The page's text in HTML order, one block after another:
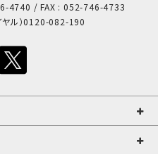
4740 / FAX : 052-746-4733
ヤル）0120-082-190